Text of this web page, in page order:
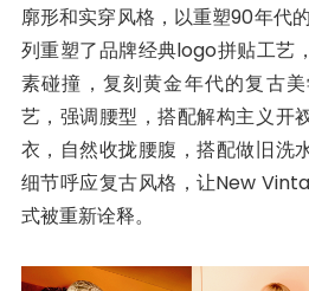
廓形和实穿风格，以重塑90年代
列重塑了品牌经典logo拼贴工艺
素碰撞，复刻黄金年代的复古
艺，强调腰型，搭配解构主义开
衣，自然收拢腰腹，搭配做旧洗
细节呼应复古风格，让New
式被重新诠释。